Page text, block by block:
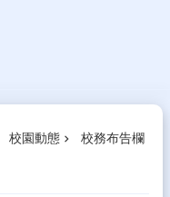
校園動態 校務布告欄